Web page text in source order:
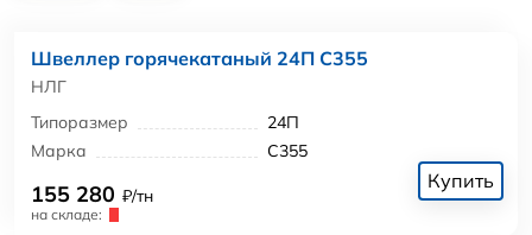
Швеллер горячекатаный 24П С355
НЛГ
Типоразмер
24П
Марка
С355
155 280 ₽/тн
на складе:
Купить